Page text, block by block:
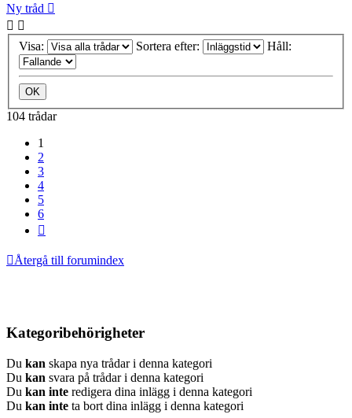
Ny tråd
Visa: Sortera efter: Håll:
104 trådar
1
2
3
4
5
6
Återgå till forumindex
Kategoribehörigheter
Du kan skapa nya trådar i denna kategori
Du kan svara på trådar i denna kategori
Du kan inte redigera dina inlägg i denna kategori
Du kan inte ta bort dina inlägg i denna kategori